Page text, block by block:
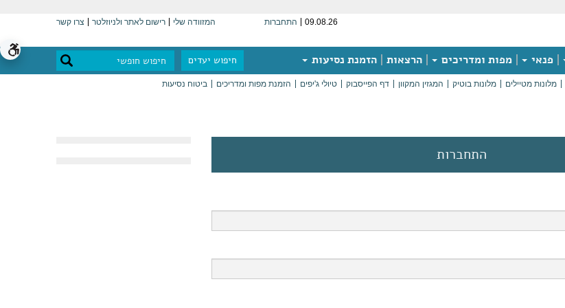
09.08.26 התחברות המזוודה שלי רישום לאתר ולניוזלטר צרו קשר
פנאי מפות ומדריכים הרצאות הזמנת נסיעות חיפוש יעדים
מלונות מטיילים מלונות בוטיק המגזין המקוון דף הפייסבוק טיולי ג'יפים הזמנת מפות ומדריכים ביטוח נסיעות
התחברות